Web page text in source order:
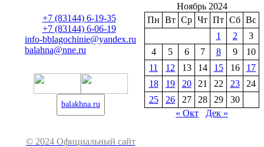
+7 (83144) 6-19-35
+7 (83144) 6-06-19
info-bblagochinie@yandex.ru
balahna@nne.ru
balakhna.ru
© 2024 Официальный сайт
Ноябрь 2024
Пн Вт Ср Чт Пт Сб Вс
1
2
3
4
5 6 7 8 9
10
11
12 13 14 15 16
17
18
19 20 21 22 23
24
25
26 27 28 29
30
« Окт
Дек »